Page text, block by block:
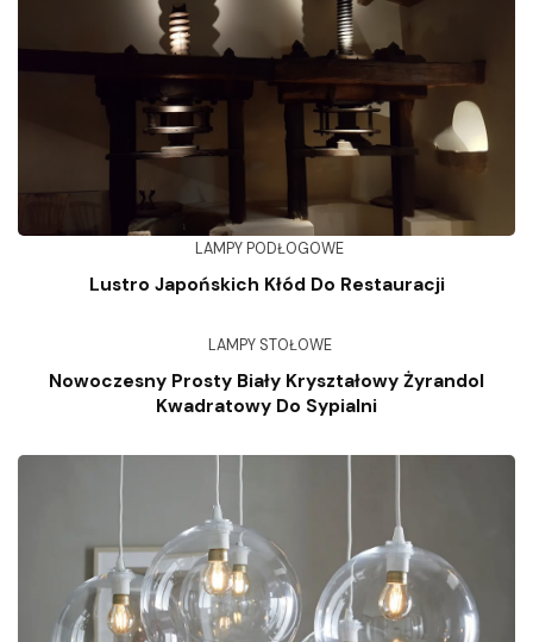
LAMPY PODŁOGOWE
Lustro Japońskich Kłód Do Restauracji
LAMPY STOŁOWE
Nowoczesny Prosty Biały Kryształowy Żyrandol
Kwadratowy Do Sypialni